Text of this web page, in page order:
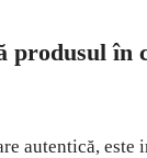
produsul în
autentică, este